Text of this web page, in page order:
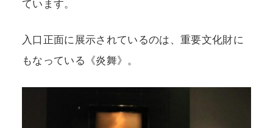
ています。
入口正面に展示されているのは、重要文化財に
もなっている《炎舞》。